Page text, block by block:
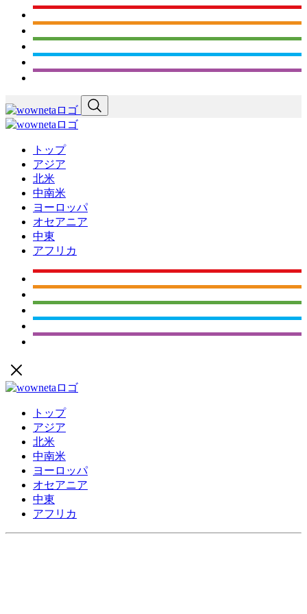
トップ
アジア
北米
中南米
ヨーロッパ
オセアニア
中東
アフリカ
トップ
アジア
北米
中南米
ヨーロッパ
オセアニア
中東
アフリカ